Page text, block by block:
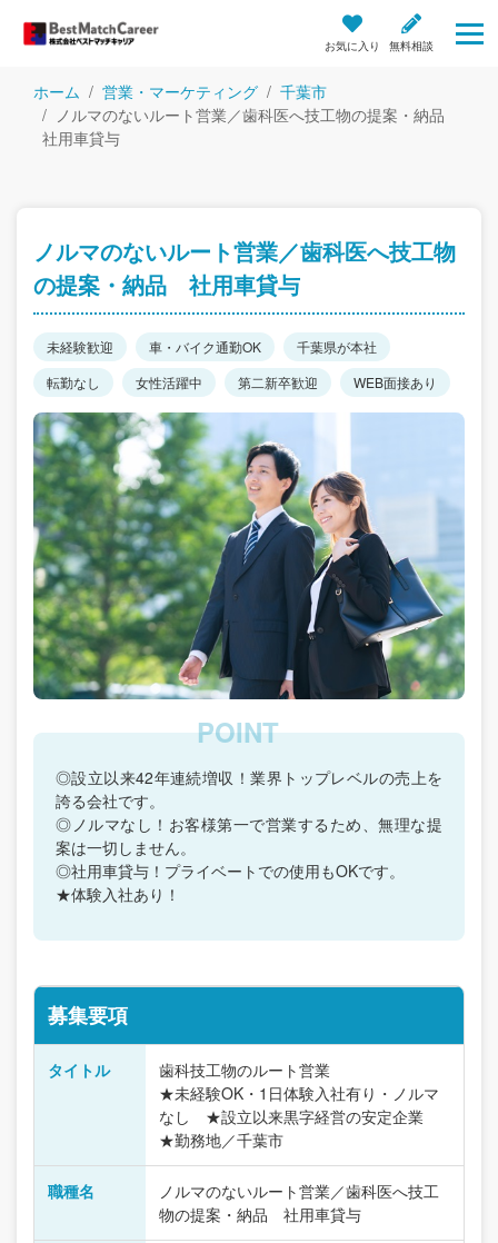
お気に入り 無料相談
ホーム 営業・マーケティング
千葉市
ノルマのないルート営業／歯科医へ技工物の提案・納品
社用車貸与
ノルマのないルート営業／歯科医へ技工物
の提案・納品 社用車貸与
未経験歓迎 車・バイク通勤OK
千葉県が本社
転勤なし
女性活躍中 第二新卒歓迎 WEB面接あり
◎設立以来42年連続増収！業界トップレベルの売上を
誇る会社です。
◎ノルマなし！お客様第一で営業するため、無理な提
案は一切しません。
◎社用車貸与！プライベートでの使用もOKです。
★体験入社あり！
募集要項
タイトル
歯科技工物のルート営業
★未経験OK・1日体験入社有り・ノルマ
なし ★設立以来黒字経営の安定企業
★勤務地／千葉市
職種名
ノルマのないルート営業／歯科医へ技工
物の提案・納品 社用車貸与